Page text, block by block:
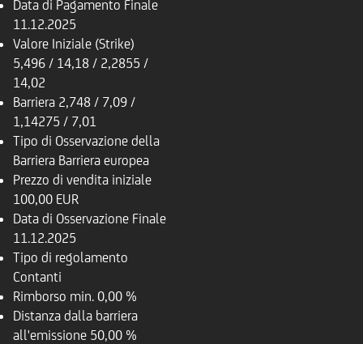
Data di Pagamento Finale
11.12.2025
Valore Iniziale (Strike)
5,496 / 14,18 / 2,2855 /
14,02
Barriera 2,748 / 7,09 /
1,14275 / 7,01
Tipo di Osservazione della
Barriera Barriera europea
Prezzo di vendita iniziale
100,00 EUR
Data di Osservazione Finale
11.12.2025
Tipo di regolamento
Contanti
Rimborso min. 0,00 %
Distanza dalla barriera
all'emissione 50,00 %